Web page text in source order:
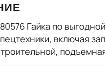
Гайка по
включая